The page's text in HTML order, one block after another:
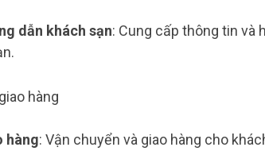
dẫn khách sạn: Cung cấp thông tin và
hàng
hàng: Vận chuyển và giao hàng cho